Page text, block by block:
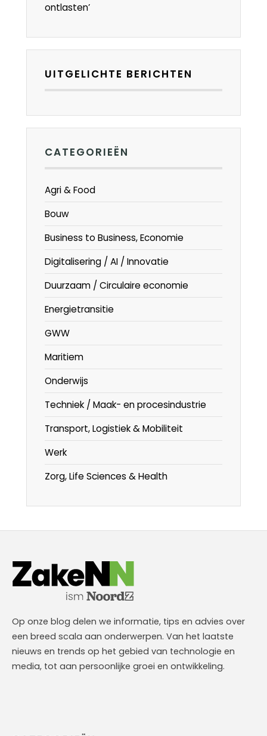
ontlasten’
UITGELICHTE BERICHTEN
CATEGORIEËN
Agri & Food
Bouw
Business to Business, Economie
Digitalisering / AI / Innovatie
Duurzaam / Circulaire economie
Energietransitie
GWW
Maritiem
Onderwijs
Techniek / Maak- en procesindustrie
Transport, Logistiek & Mobiliteit
Werk
Zorg, Life Sciences & Health
Op onze blog delen we informatie, tips en advies over
een breed scala aan onderwerpen. Van het laatste
nieuws en trends op het gebied van technologie en
media, tot aan persoonlijke groei en ontwikkeling.